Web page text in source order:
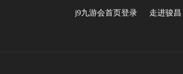
j9九游会首页登录 走进骏昌